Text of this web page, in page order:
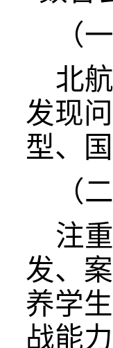
（
北航
发现
型、
（
注
发、
养学
战能